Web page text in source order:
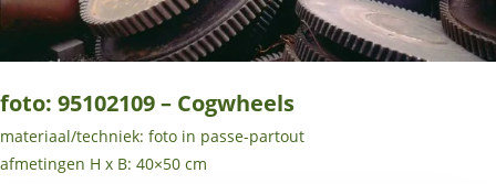
foto: 95102109 – Cogwheels
materiaal/techniek: foto in passe-partout
afmetingen H x B: 40×50 cm